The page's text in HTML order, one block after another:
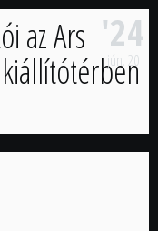
az Ars '24
jún. 20